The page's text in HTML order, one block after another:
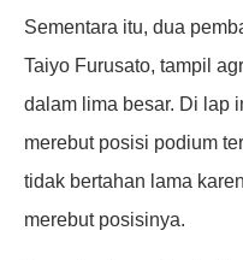
Sementara itu, dua
Taiyo Furusato, tampil
dalam lima besar. Di lap
merebut posisi podium
tidak bertahan lama
merebut posisinya.